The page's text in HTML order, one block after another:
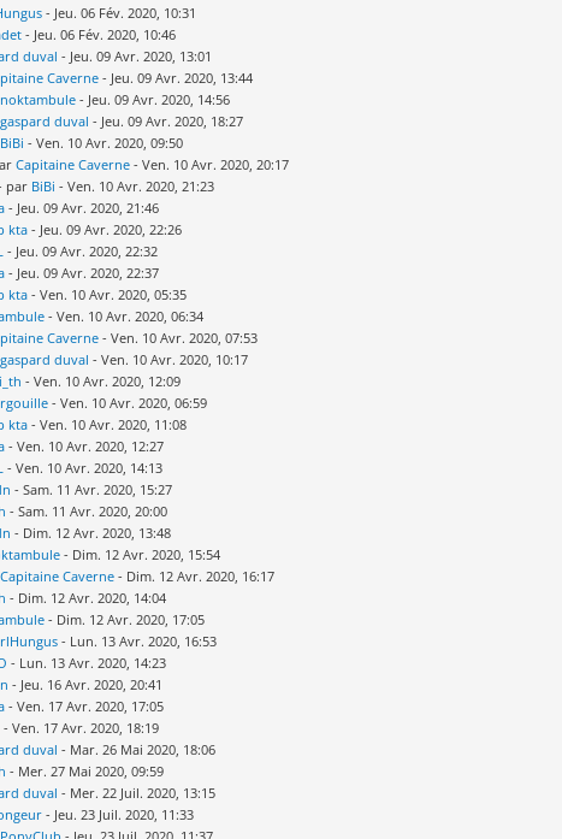
- Jeu. 06 Fév. 2020, 10:31
- Jeu. 06 Fév. 2020, 10:46
duval - Jeu. 09 Avr. 2020, 13:01
Caverne- Jeu. 09 Avr. 2020, 13:44
noktambule - Jeu. 09 Avr. 2020, 14:56
gaspard duval - Jeu. 09 Avr. 2020, 18:27
BiBi - Ven. 10 Avr. 2020, 09:50
Capitaine Caverne - Ven. 10 Avr. 2020, 20:17
par BiBi - Ven. 10 Avr. 2020, 21:23
- Jeu. 09 Avr. 2020, 21:46
kta - Jeu. 09 Avr. 2020, 22:26
- Jeu. 09 Avr. 2020, 22:32
- Jeu. 09 Avr. 2020, 22:37
kta - Ven. 10 Avr. 2020, 05:35
- Ven. 10 Avr. 2020, 06:34
Caverne- Ven. 10 Avr. 2020, 07:53
gaspard duval - Ven. 10 Avr. 2020, 10:17
- Ven. 10 Avr. 2020, 12:09
- Ven. 10 Avr. 2020, 06:59
kta - Ven. 10 Avr. 2020, 11:08
- Ven. 10 Avr. 2020, 12:27
- Ven. 10 Avr. 2020, 14:13
- Sam. 11 Avr. 2020, 15:27
- Sam. 11 Avr. 2020, 20:00
- Dim. 12 Avr. 2020, 13:48
- Dim. 12 Avr. 2020, 15:54
Capitaine Caverne - Dim. 12 Avr. 2020, 16:17
- Dim. 12 Avr. 2020, 14:04
- Dim. 12 Avr. 2020, 17:05
- Lun. 13 Avr. 2020, 16:53
- Lun. 13 Avr. 2020, 14:23
- Jeu. 16 Avr. 2020, 20:41
- Ven. 17 Avr. 2020, 17:05
- Ven. 17 Avr. 2020, 18:19
duval - Mar. 26 Mai 2020, 18:06
- Mer. 27 Mai 2020, 09:59
duval - Mer. 22 Juil. 2020, 13:15
- Jeu. 23 Juil. 2020, 11:33